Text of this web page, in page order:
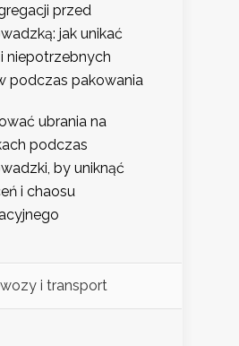
przed
jak unikać
niepotrzebnych
podczas pakowania
ubrania na
podczas
by uniknąć
i chaosu
i transport